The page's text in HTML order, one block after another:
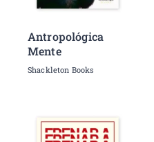
Antropológica
Mente
Shackleton Books